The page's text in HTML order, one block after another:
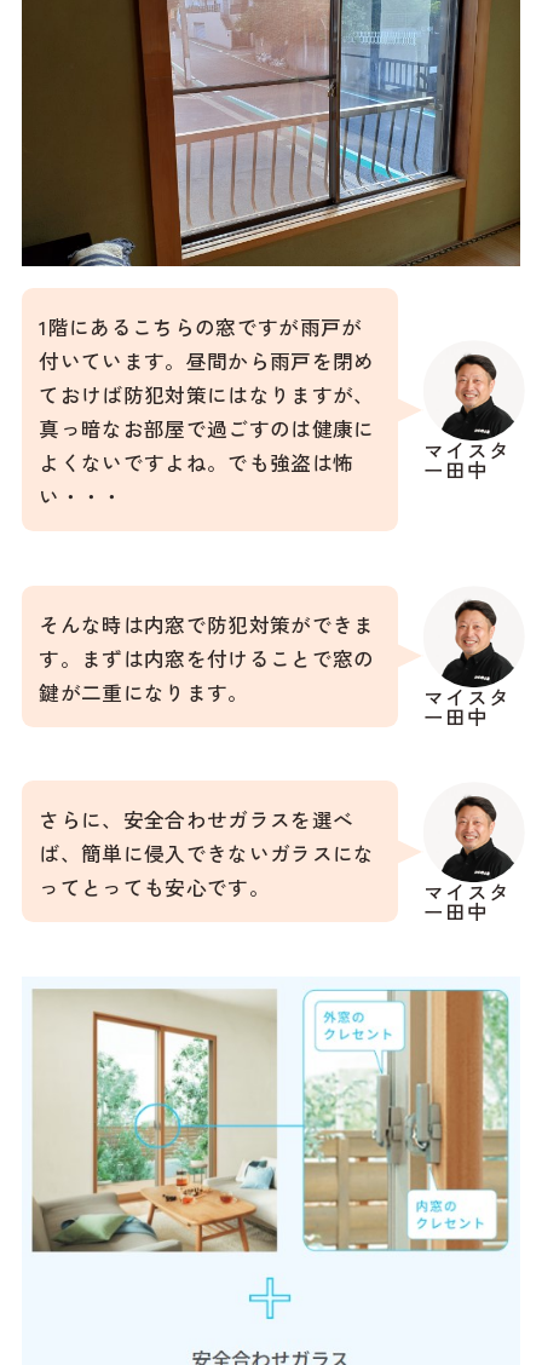
マイスタ
ー田中
1階にあるこちらの窓ですが雨戸が
付いています。昼間から雨戸を閉め
ておけば防犯対策にはなりますが、
真っ暗なお部屋で過ごすのは健康に
よくないですよね。でも強盗は怖
い・・・
マイスタ
ー田中
そんな時は内窓で防犯対策ができま
す。まずは内窓を付けることで窓の
鍵が二重になります。
マイスタ
ー田中
さらに、安全合わせガラスを選べ
ば、簡単に侵入できないガラスにな
ってとっても安心です。